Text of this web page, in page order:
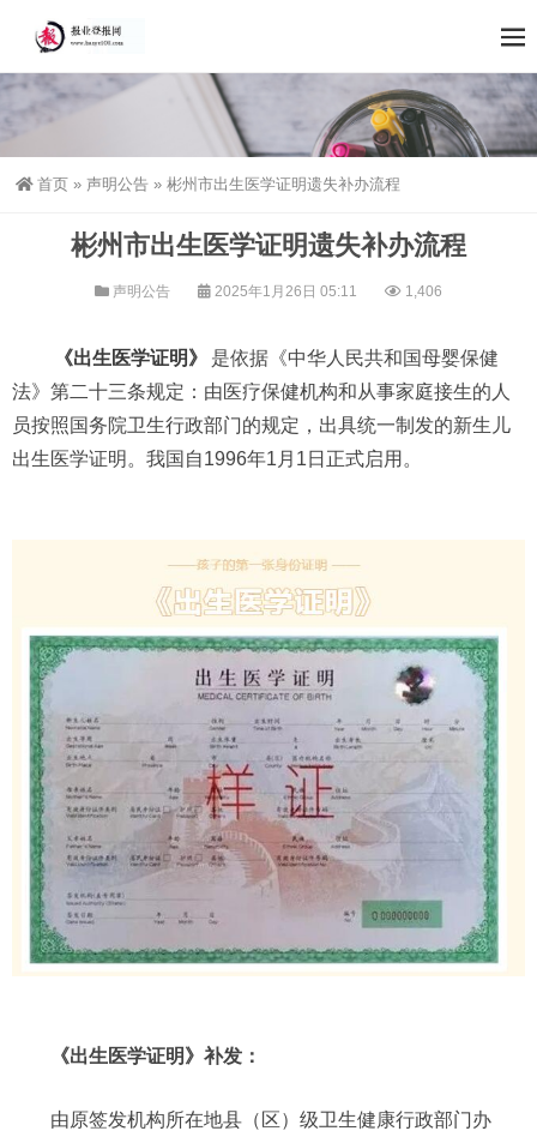
首页 » 声明公告 » 彬州市出生医学证明遗失补办流程
彬州市出生医学证明遗失补办流程
声明公告 2025年1月26日 05:11 1,406
《出生医学证明》
是依据《中华人民共和国母婴保健
法》第二十三条规定：由医疗保健机构和从事家庭接生的人
员按照国务院卫生行政部门的规定，出具统一制发的新生儿
出生医学证明。我国自1996年1月1日正式启用。
《出生医学证明》补发：
由原签发机构所在地县（区）级卫生健康行政部门办